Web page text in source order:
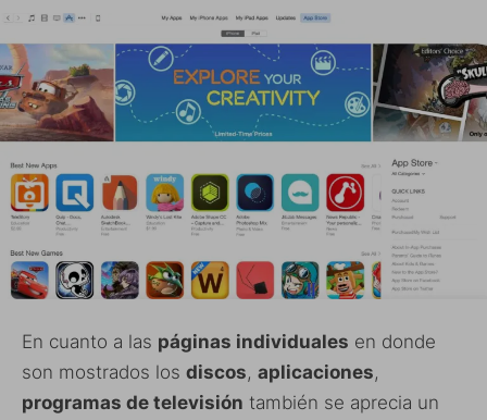
En cuanto a las páginas individuales en donde
son mostrados los discos, aplicaciones,
programas de televisión también se aprecia un